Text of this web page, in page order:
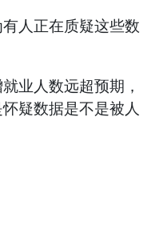
人正在质疑这些数
业人数远超预期，
疑数据是不是被人